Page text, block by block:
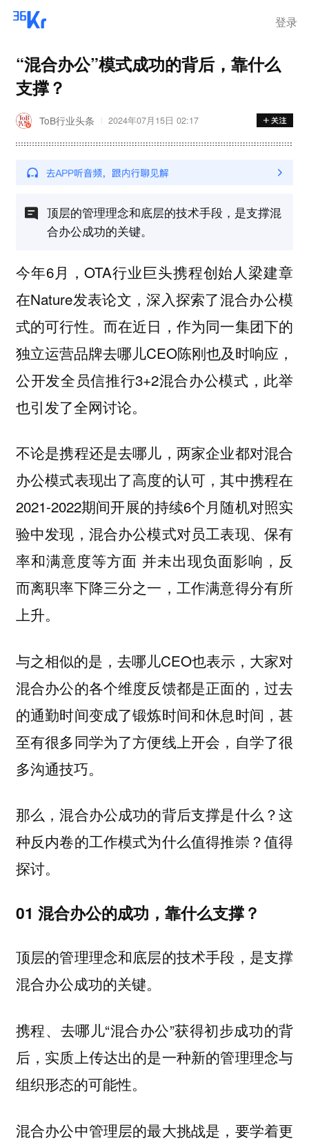
登录
“混合办公”模式成功的背后，靠什么
支撑？
ToB行业头条 2024年07月15日 02:17
顶层的管理理念和底层的技术手段，是支撑混
合办公成功的关键。
今年6月，OTA行业巨头携程创始人梁建章
在Nature发表论文，深入探索了混合办公模
式的可行性。而在近日，作为同一集团下的
独立运营品牌去哪儿CEO陈刚也及时响应，
公开发全员信推行3+2混合办公模式，此举
也引发了全网讨论。
不论是携程还是去哪儿，两家企业都对混合
办公模式表现出了高度的认可，其中携程在
2021-2022期间开展的持续6个月随机对照实
验中发现，混合办公模式对员工表现、保有
率和满意度等方面 并未出现负面影响，反
而离职率下降三分之一，工作满意得分有所
上升。
与之相似的是，去哪儿CEO也表示，大家对
混合办公的各个维度反馈都是正面的，过去
的通勤时间变成了锻炼时间和休息时间，甚
至有很多同学为了方便线上开会，自学了很
多沟通技巧。
那么，混合办公成功的背后支撑是什么？这
种反内卷的工作模式为什么值得推崇？值得
探讨。
01 混合办公的成功，靠什么支撑？
顶层的管理理念和底层的技术手段，是支撑
混合办公成功的关键。
携程、去哪儿“混合办公”获得初步成功的背
后，实质上传达出的是一种新的管理理念与
组织形态的可能性。
混合办公中管理层的最大挑战是，要学着更